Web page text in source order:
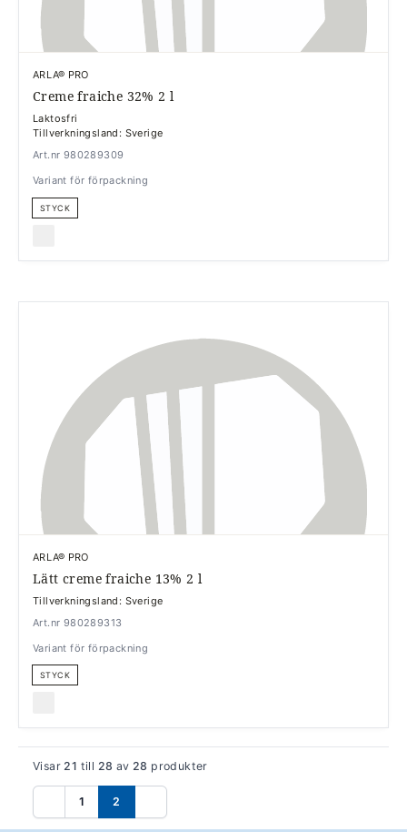
ARLA® PRO
Creme fraiche 32% 2 l
Laktosfri
Tillverkningsland: Sverige
Art.nr 980289309
Variant för förpackning
STYCK
ARLA® PRO
Lätt creme fraiche 13% 2 l
Tillverkningsland: Sverige
Art.nr 980289313
Variant för förpackning
STYCK
Visar21 till 28 av28 produkter
Föregående
1 2
Nästa